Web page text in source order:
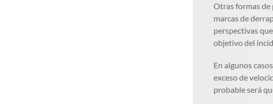
Otras formas de
marcas de
perspectivas
objetivo del
En algunos
exceso de
probable será